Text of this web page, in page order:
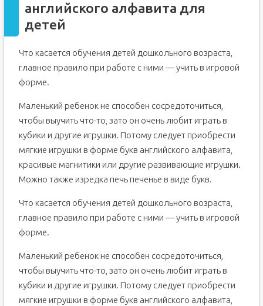
английского алфавита для
детей
Что касается обучения детей дошкольного возраста,
главное правило при работе с ними — учить в игровой
форме.
Маленький ребенок не способен сосредоточиться,
чтобы выучить что-то, зато он очень любит играть в
кубики и другие игрушки. Потому следует приобрести
мягкие игрушки в форме букв английского алфавита,
красивые магнитики или другие развивающие игрушки.
Можно также изредка печь печенье в виде букв.
Что касается обучения детей дошкольного возраста,
главное правило при работе с ними — учить в игровой
форме.
Маленький ребенок не способен сосредоточиться,
чтобы выучить что-то, зато он очень любит играть в
кубики и другие игрушки. Потому следует приобрести
мягкие игрушки в форме букв английского алфавита,